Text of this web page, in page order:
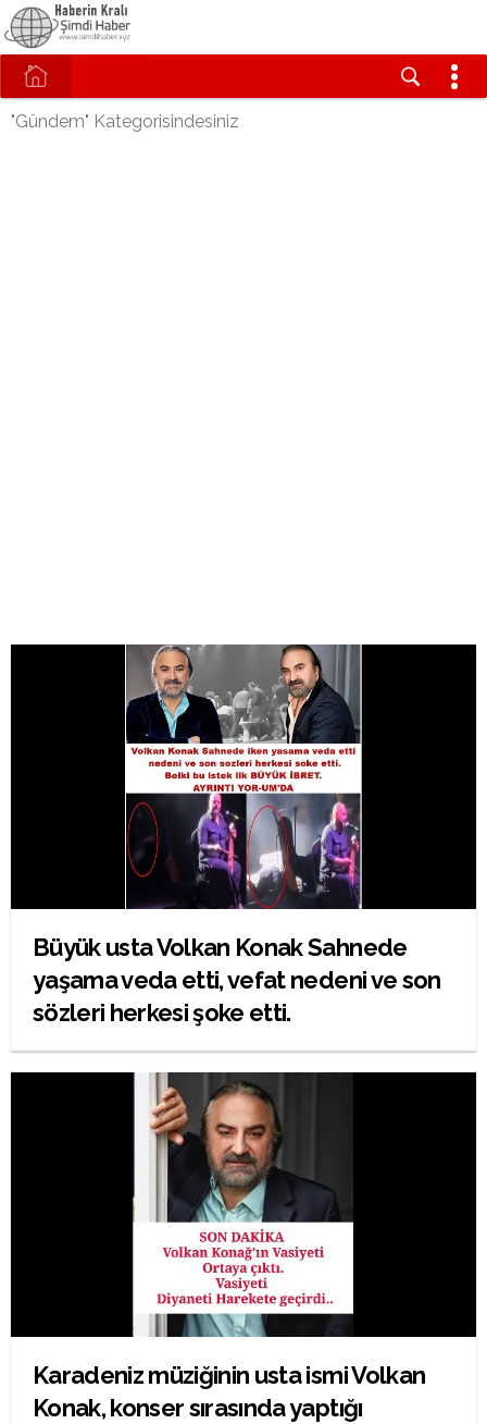
"Gündem" Kategorisindesiniz
Büyük usta Volkan Konak Sahnede
yaşama veda etti, vefat nedeni ve son
sözleri herkesi şoke etti.
Karadeniz müziğinin usta ismi Volkan
Konak, konser sırasında yaptığı